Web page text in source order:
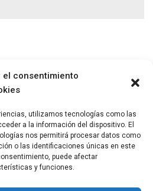
el consentimiento
utilizamos tecnologías como las
a la información del dispositivo. El
nos permitirá procesar datos como
o las identificaciones únicas en este
puede afectar
y funciones.
planta, oficina 4. 50004, Zaragoza